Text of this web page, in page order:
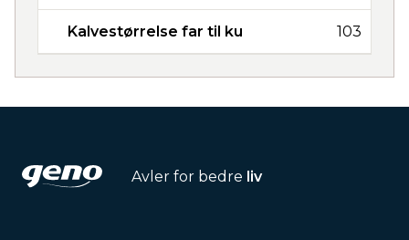
Kalvestørrelse far til ku 103
Avler for bedre liv